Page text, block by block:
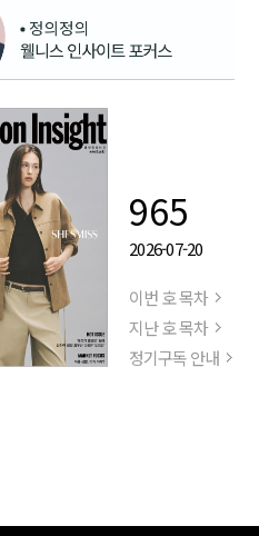
965
2026-07-20
이번 호 목차
지난 호 목차
정기구독 안내